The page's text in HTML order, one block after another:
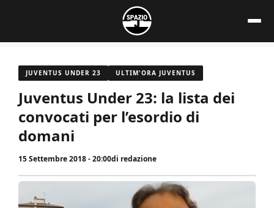
contenuto
JUVENTUS UNDER 23 ULTIM'ORA JUVENTUS
Juventus Under 23: la lista dei
convocati per l’esordio di
domani
15 Settembre 2018 - 20:00di redazione